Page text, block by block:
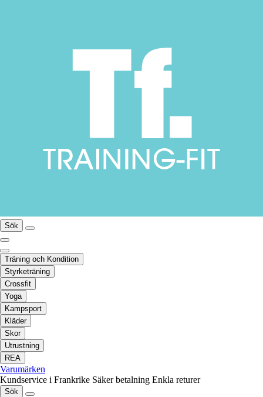
Sök
Träning och Kondition
Styrketräning
Crossfit
Yoga
Kampsport
Kläder
Skor
Utrustning
REA
Varumärken
Kundservice i Frankrike Säker betalning Enkla returer
Sök